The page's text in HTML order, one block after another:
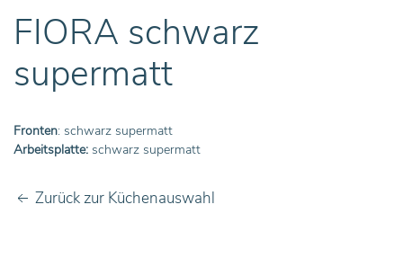
FIORA schwarz
supermatt
Fronten: schwarz supermatt
Arbeitsplatte: schwarz supermatt
Zurück zur Küchenauswahl